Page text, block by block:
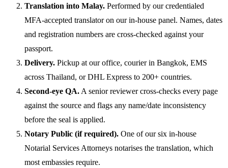
Translation into Malay. Performed by our credentialed
MFA-accepted translator on our in-house panel. Names, dates
and registration numbers are cross-checked against your
passport.
Delivery. Pickup at our office, courier in Bangkok, EMS
across Thailand, or DHL Express to 200+ countries.
Second-eye QA. A senior reviewer cross-checks every page
against the source and flags any name/date inconsistency
before the seal is applied.
Notary Public (if required). One of our six in-house
Notarial Services Attorneys notarises the translation, which
most embassies require.